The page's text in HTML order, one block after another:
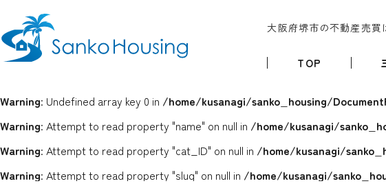
大阪府堺市の不動産売買
TOP
Warning: Undefined array key 0 in /home/kusanagi/sanko_housing/
Warning: Attempt to read property "name" on null in /home/kusanagi/
Warning: Attempt to read property "cat_ID" on null in /home/kusanagi/
Warning: Attempt to read property "slug" on null in /home/kusanagi/